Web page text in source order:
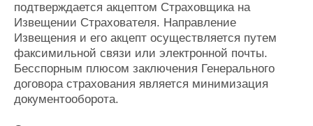
подтверждается акцептом Страховщика на
Извещении Страхователя. Направление
Извещения и его акцепт осуществляется путем
факсимильной связи или электронной почты.
Бесспорным плюсом заключения Генерального
договора страхования является минимизация
документооборота.